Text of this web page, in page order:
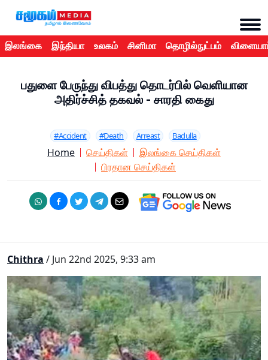
இலங்கை இந்தியா உலகம் சினிமா தொழில்நுட்பம்
பதுளை பேருந்து விபத்து தொடர்பில் வெளியான
அதிர்ச்சித் தகவல் - சாரதி கைது
#Accident #Death Arreast Badulla
Home செய்திகள்
இலங்கை செய்திகள்
பிரதான செய்திகள்
Chithra / Jun 22nd 2025, 9:33 am